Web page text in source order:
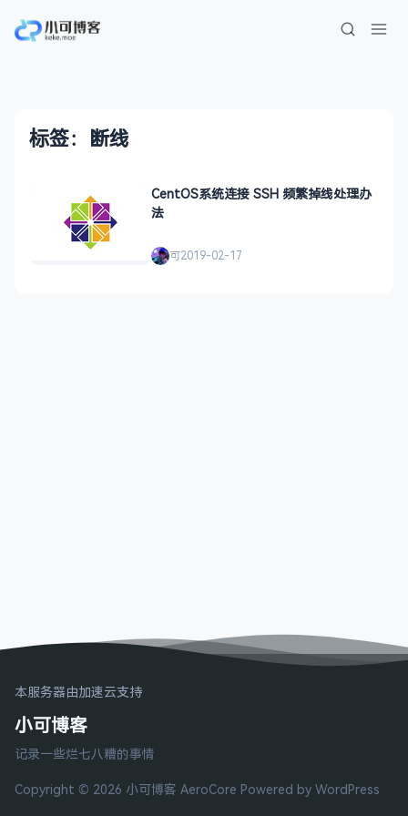
标签：断线
CentOS系统连接 SSH 频繁掉线处理办
法
可2019-02-17
本服务器由加速云支持
小可博客
记录一些烂七八糟的事情
Copyright © 2026 小可博客 AeroCore Powered by WordPress